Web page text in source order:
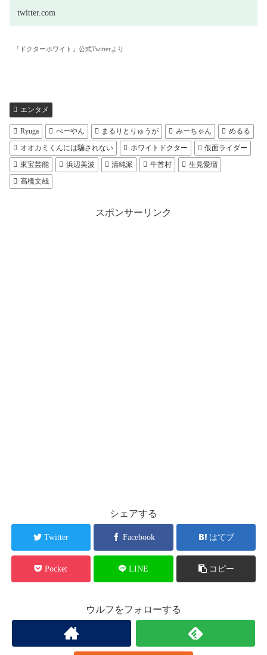
twitter.com
『ドクターホワイト』公式Twitterより
エンタメ
Ryuga べーやん まるりとりゅうが みーちゃん
めるる
オオカミくんには騙されない
ホワイトドクター
仮面ライダー
東宝芸能
浜辺美波 清純派 牛首村
生見愛瑠
高橋文哉
スポンサーリンク
シェアする
Twitter Facebook はてブ
Pocket LINE コピー
ウルフをフォローする